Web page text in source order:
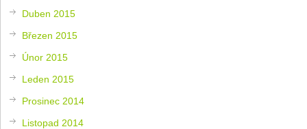
Duben 2015
Březen 2015
Únor 2015
Leden 2015
Prosinec 2014
Listopad 2014